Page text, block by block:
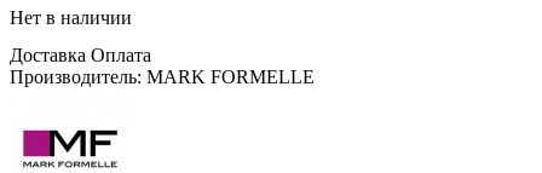
Нет в наличии
Доставка Оплата
Производитель: MARK FORMELLE